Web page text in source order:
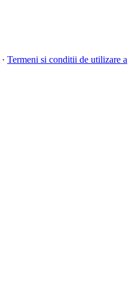
· Termeni si conditii de utilizare a